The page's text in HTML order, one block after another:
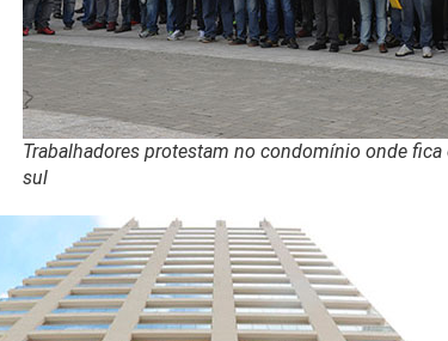
Trabalhadores protestam no condomínio onde
sul